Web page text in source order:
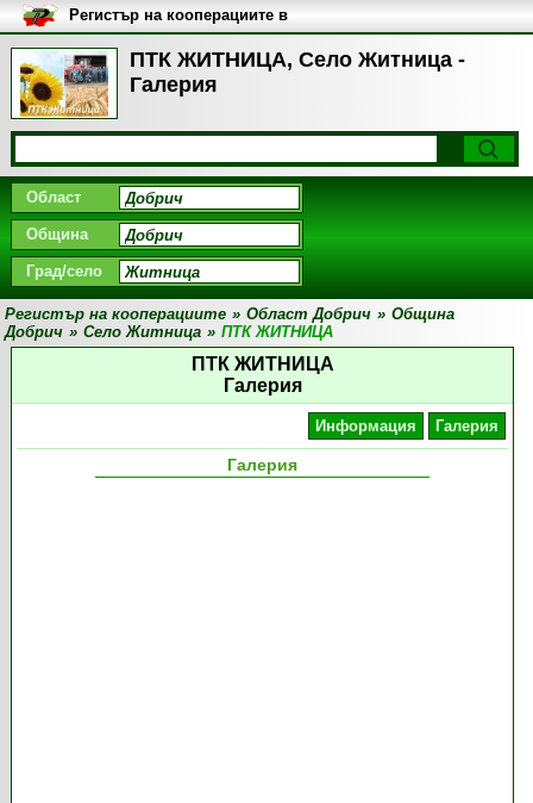
ПТК ЖИТНИЦА, Село Житница -
Галерия
Регистър на кооперациите в
България
Област
Община
Град/село
Регистър на кооперациите » Област Добрич » Община
Добрич » Село Житница » ПТК ЖИТНИЦА
ПТК ЖИТНИЦА
Галерия
Информация Галерия
Галерия